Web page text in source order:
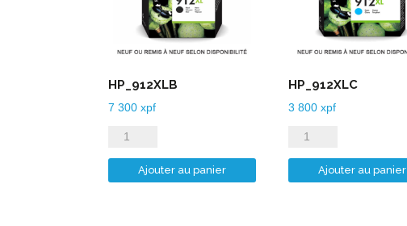
HP_912XLB
7 300xpf
quantité
de
HP_912XLB
Ajouter au panier
HP_912XLC
3 800xpf
quantité
de
HP_912XLC
Ajouter au panier